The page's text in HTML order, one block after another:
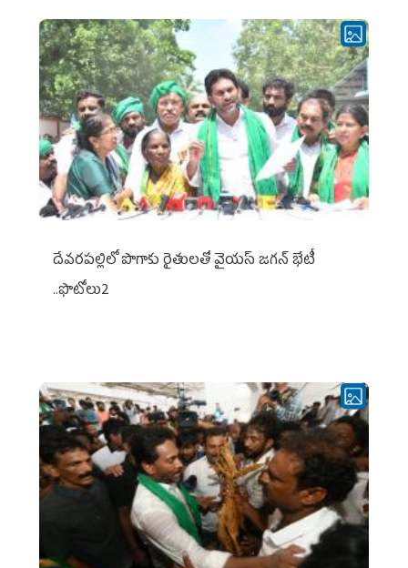
దేవరపల్లిలో పొగాకు రైతులతో వైయస్ జగన్ భేటీ
..ఫొటోలు2